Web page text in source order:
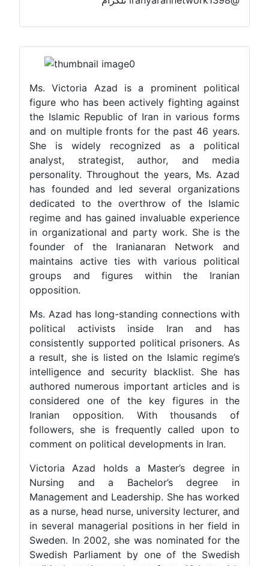
Ms. Victoria Azad is a prominent political
figure who has been actively fighting against
the Islamic Republic of Iran in various forms
and on multiple fronts for the past 46 years.
She is widely recognized as a political
analyst, strategist, author, and media
personality. Throughout the years, Ms. Azad
has founded and led several organizations
dedicated to the overthrow of the Islamic
regime and has gained invaluable experience
in organizational and party work. She is the
founder of the Iranianaran Network and
maintains active ties with various political
groups and figures within the Iranian
opposition.
Ms. Azad has long-standing connections with
political activists inside Iran and has
consistently supported political prisoners. As
a result, she is listed on the Islamic regime’s
intelligence and security blacklist. She has
authored numerous important articles and is
considered one of the key figures in the
Iranian opposition. With thousands of
followers, she is frequently called upon to
comment on political developments in Iran.
Victoria Azad holds a Master’s degree in
Nursing and a Bachelor’s degree in
Management and Leadership. She has worked
as a nurse, head nurse, university lecturer, and
in several managerial positions in her field in
Sweden. In 2002, she was nominated for the
Swedish Parliament by one of the Swedish